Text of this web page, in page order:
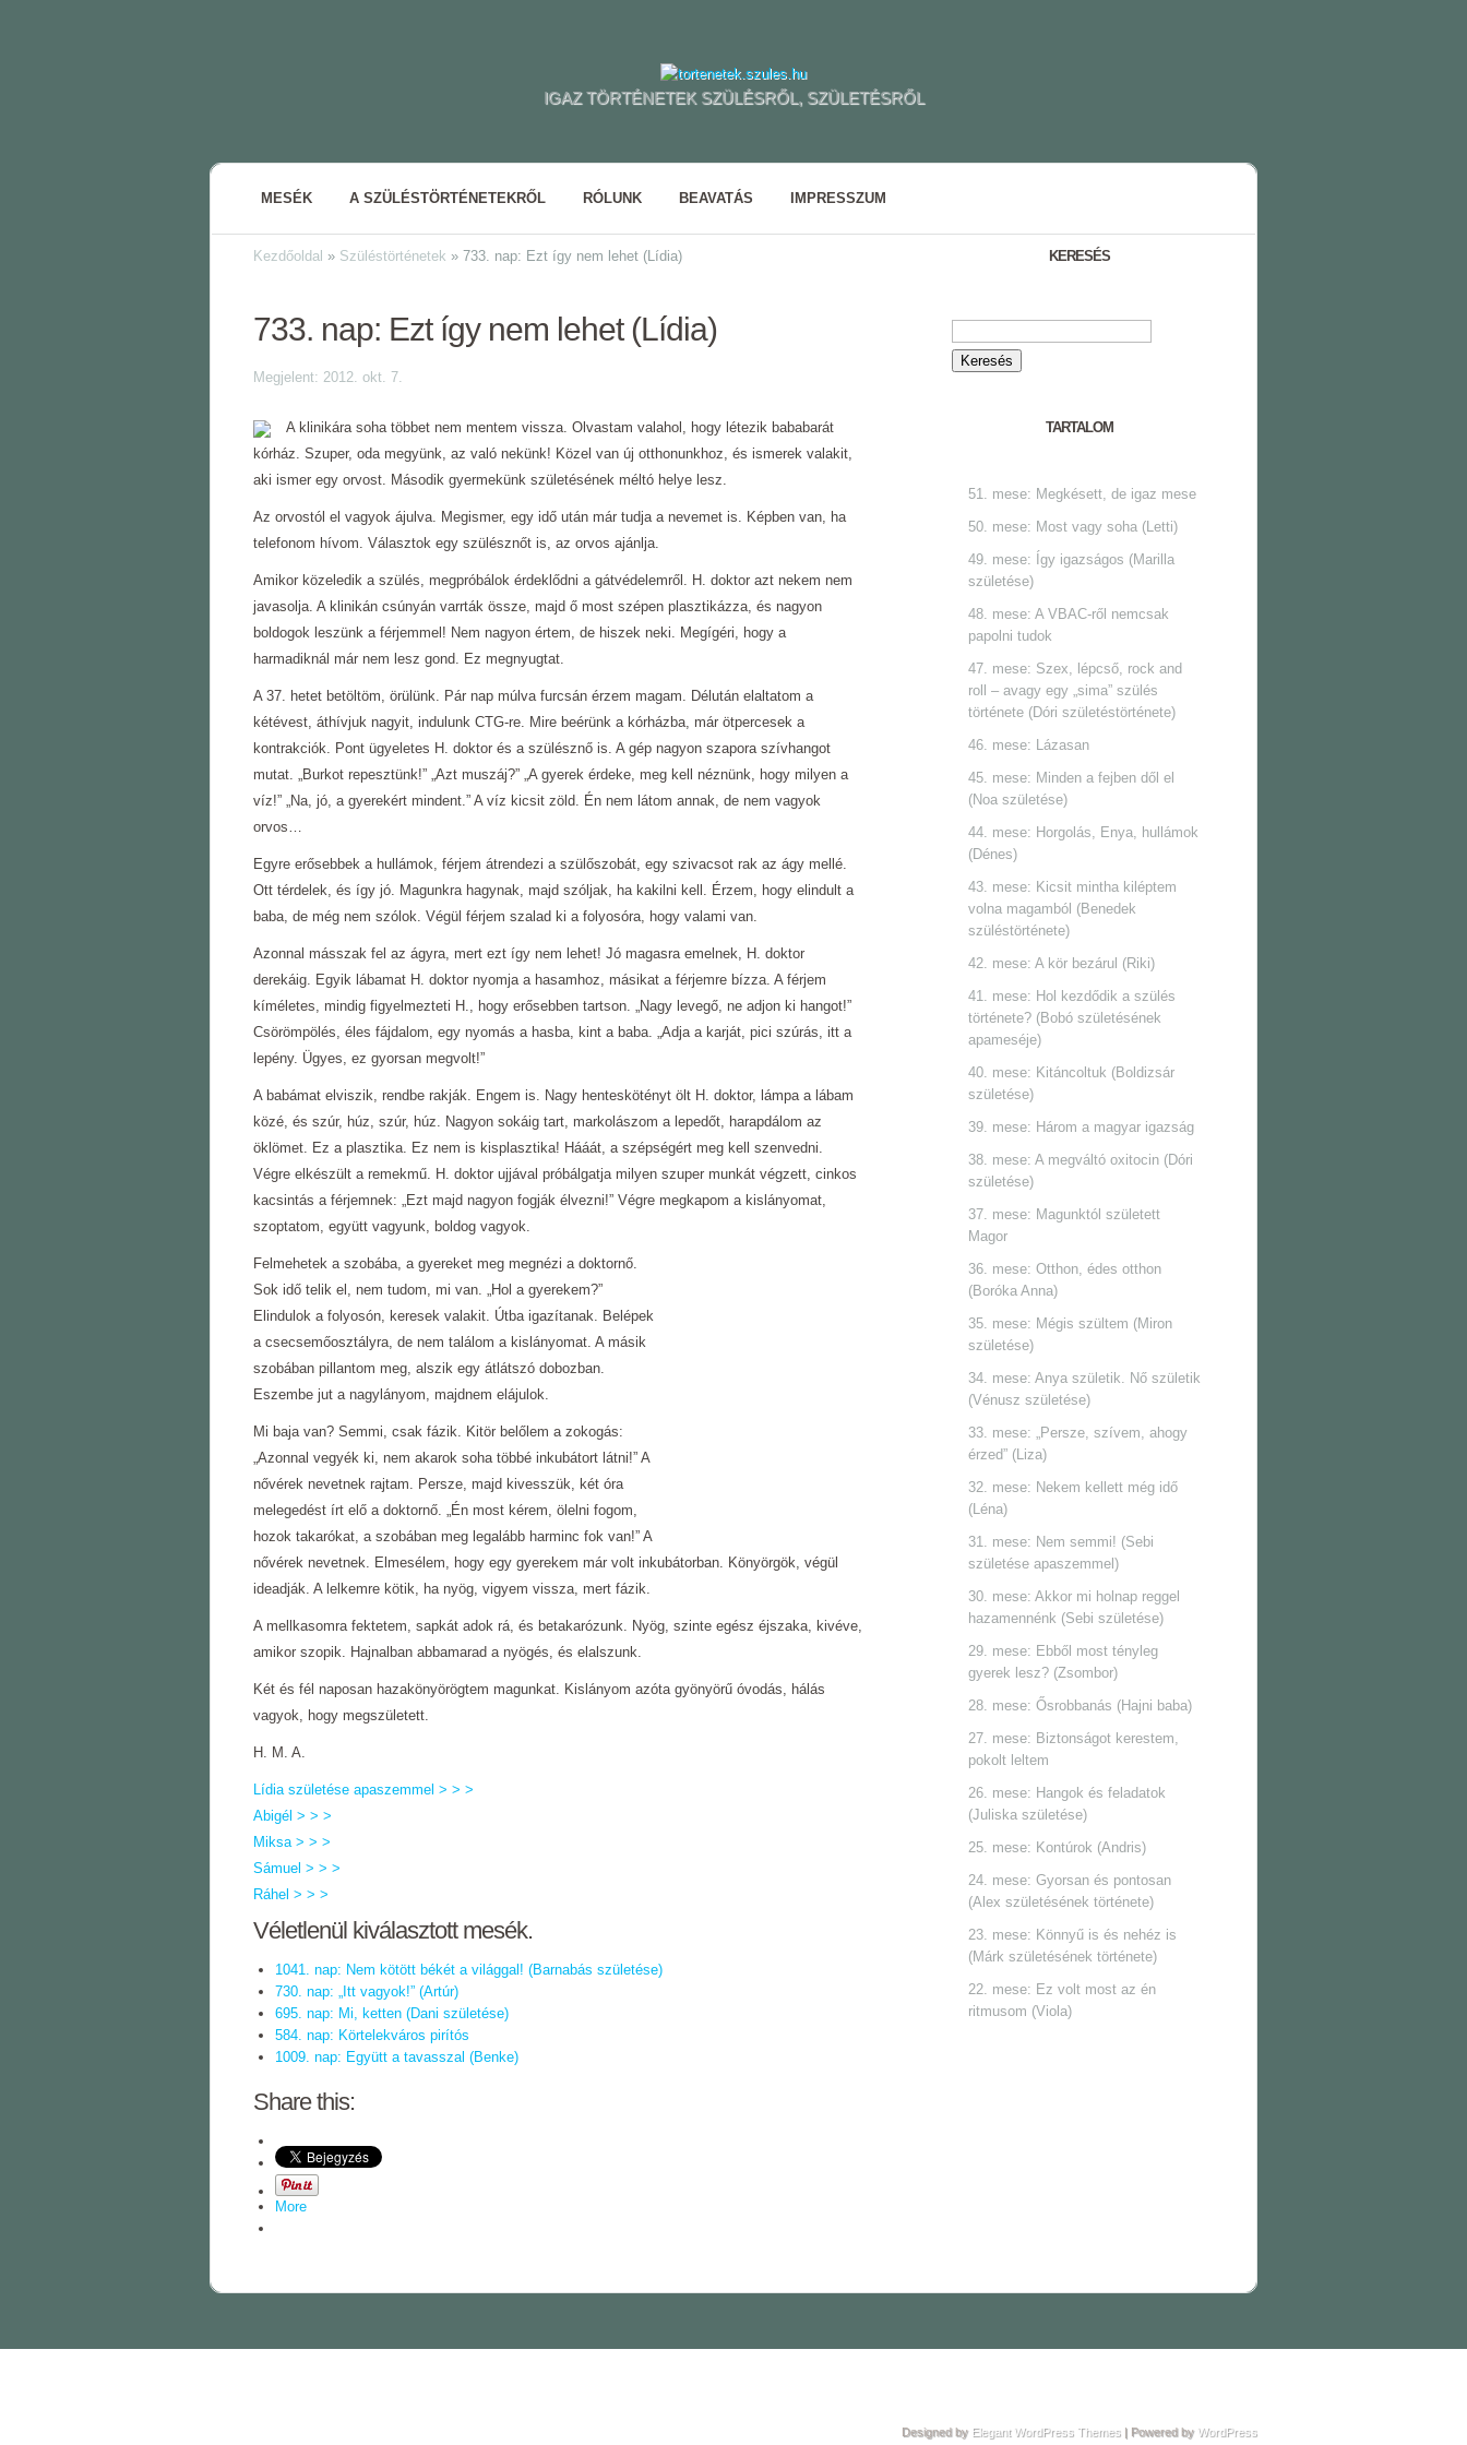
IGAZ TÖRTÉNETEK SZÜLÉSRŐL, SZÜLETÉSRŐL
MESÉK A SZÜLÉSTÖRTÉNETEKRŐL RÓLUNK BEAVATÁS IMPRESSZUM
Kezdőoldal » Szüléstörténetek » 733. nap: Ezt így nem lehet (Lídia)
733. nap: Ezt így nem lehet (Lídia)
Megjelent: 2012. okt. 7.
A klinikára soha többet nem mentem vissza. Olvastam valahol, hogy létezik bababarát
kórház. Szuper, oda megyünk, az való nekünk! Közel van új otthonunkhoz, és ismerek valakit,
aki ismer egy orvost. Második gyermekünk születésének méltó helye lesz.
Az orvostól el vagyok ájulva. Megismer, egy idő után már tudja a nevemet is. Képben van, ha
telefonom hívom. Választok egy szülésznőt is, az orvos ajánlja.
Amikor közeledik a szülés, megpróbálok érdeklődni a gátvédelemről. H. doktor azt nekem nem
javasolja. A klinikán csúnyán varrták össze, majd ő most szépen plasztikázza, és nagyon
boldogok leszünk a férjemmel! Nem nagyon értem, de hiszek neki. Megígéri, hogy a
harmadiknál már nem lesz gond. Ez megnyugtat.
A 37. hetet betöltöm, örülünk. Pár nap múlva furcsán érzem magam. Délután elaltatom a
kétévest, áthívjuk nagyit, indulunk CTG-re. Mire beérünk a kórházba, már ötpercesek a
kontrakciók. Pont ügyeletes H. doktor és a szülésznő is. A gép nagyon szapora szívhangot
mutat. „Burkot repesztünk!” „Azt muszáj?” „A gyerek érdeke, meg kell néznünk, hogy milyen a
víz!” „Na, jó, a gyerekért mindent.” A víz kicsit zöld. Én nem látom annak, de nem vagyok
orvos…
Egyre erősebbek a hullámok, férjem átrendezi a szülőszobát, egy szivacsot rak az ágy mellé.
Ott térdelek, és így jó. Magunkra hagynak, majd szóljak, ha kakilni kell. Érzem, hogy elindult a
baba, de még nem szólok. Végül férjem szalad ki a folyosóra, hogy valami van.
Azonnal másszak fel az ágyra, mert ezt így nem lehet! Jó magasra emelnek, H. doktor
derekáig. Egyik lábamat H. doktor nyomja a hasamhoz, másikat a férjemre bízza. A férjem
kíméletes, mindig figyelmezteti H., hogy erősebben tartson. „Nagy levegő, ne adjon ki hangot!”
Csörömpölés, éles fájdalom, egy nyomás a hasba, kint a baba. „Adja a karját, pici szúrás, itt a
lepény. Ügyes, ez gyorsan megvolt!”
A babámat elviszik, rendbe rakják. Engem is. Nagy henteskötényt ölt H. doktor, lámpa a lábam
közé, és szúr, húz, szúr, húz. Nagyon sokáig tart, markolászom a lepedőt, harapdálom az
öklömet. Ez a plasztika. Ez nem is kisplasztika! Hááát, a szépségért meg kell szenvedni.
Végre elkészült a remekmű. H. doktor ujjával próbálgatja milyen szuper munkát végzett, cinkos
kacsintás a férjemnek: „Ezt majd nagyon fogják élvezni!” Végre megkapom a kislányomat,
szoptatom, együtt vagyunk, boldog vagyok.
Felmehetek a szobába, a gyereket meg megnézi a doktornő.
Sok idő telik el, nem tudom, mi van. „Hol a gyerekem?”
Elindulok a folyosón, keresek valakit. Útba igazítanak. Belépek
a csecsemőosztályra, de nem találom a kislányomat. A másik
szobában pillantom meg, alszik egy átlátszó dobozban.
Eszembe jut a nagylányom, majdnem elájulok.
Mi baja van? Semmi, csak fázik. Kitör belőlem a zokogás:
„Azonnal vegyék ki, nem akarok soha többé inkubátort látni!” A
nővérek nevetnek rajtam. Persze, majd kivesszük, két óra
melegedést írt elő a doktornő. „Én most kérem, ölelni fogom,
hozok takarókat, a szobában meg legalább harminc fok van!” A
nővérek nevetnek. Elmesélem, hogy egy gyerekem már volt inkubátorban. Könyörgök, végül
ideadják. A lelkemre kötik, ha nyög, vigyem vissza, mert fázik.
A mellkasomra fektetem, sapkát adok rá, és betakarózunk. Nyög, szinte egész éjszaka, kivéve,
amikor szopik. Hajnalban abbamarad a nyögés, és elalszunk.
Két és fél naposan hazakönyörögtem magunkat. Kislányom azóta gyönyörű óvodás, hálás
vagyok, hogy megszületett.
H. M. A.
Lídia születése apaszemmel > > >
Abigél > > >
Miksa > > >
Sámuel > > >
Ráhel > > >
Véletlenül kiválasztott mesék.
1041. nap: Nem kötött békét a világgal! (Barnabás születése)
730. nap: „Itt vagyok!” (Artúr)
695. nap: Mi, ketten (Dani születése)
584. nap: Körtelekváros pirítós
1009. nap: Együtt a tavasszal (Benke)
Share this:
More
KERESÉS
TARTALOM
51. mese: Megkésett, de igaz mese
50. mese: Most vagy soha (Letti)
49. mese: Így igazságos (Marilla
születése)
48. mese: A VBAC-ről nemcsak
papolni tudok
47. mese: Szex, lépcső, rock and
roll ‒ avagy egy „sima” szülés
története (Dóri születéstörténete)
46. mese: Lázasan
45. mese: Minden a fejben dől el
(Noa születése)
44. mese: Horgolás, Enya, hullámok
(Dénes)
43. mese: Kicsit mintha kiléptem
volna magamból (Benedek
szüléstörténete)
42. mese: A kör bezárul (Riki)
41. mese: Hol kezdődik a szülés
története? (Bobó születésének
apameséje)
40. mese: Kitáncoltuk (Boldizsár
születése)
39. mese: Három a magyar igazság
38. mese: A megváltó oxitocin (Dóri
születése)
37. mese: Magunktól született
Magor
36. mese: Otthon, édes otthon
(Boróka Anna)
35. mese: Mégis szültem (Miron
születése)
34. mese: Anya születik. Nő születik
(Vénusz születése)
33. mese: „Persze, szívem, ahogy
érzed” (Liza)
32. mese: Nekem kellett még idő
(Léna)
31. mese: Nem semmi! (Sebi
születése apaszemmel)
30. mese: Akkor mi holnap reggel
hazamennénk (Sebi születése)
29. mese: Ebből most tényleg
gyerek lesz? (Zsombor)
28. mese: Ősrobbanás (Hajni baba)
27. mese: Biztonságot kerestem,
pokolt leltem
26. mese: Hangok és feladatok
(Juliska születése)
25. mese: Kontúrok (Andris)
24. mese: Gyorsan és pontosan
(Alex születésének története)
23. mese: Könnyű is és nehéz is
(Márk születésének története)
22. mese: Ez volt most az én
ritmusom (Viola)
Designed by Elegant WordPress Themes | Powered by WordPress